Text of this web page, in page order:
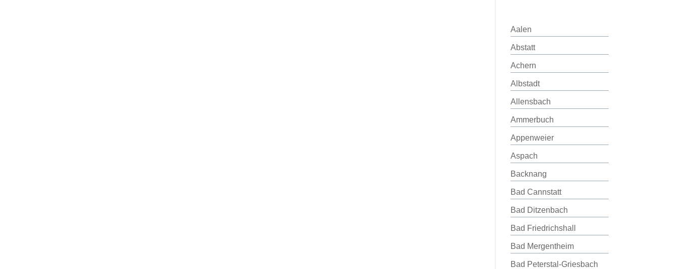
Aalen
Abstatt
Achern
Albstadt
Allensbach
Ammerbuch
Appenweier
Aspach
Backnang
Bad Cannstatt
Bad Ditzenbach
Bad Friedrichshall
Bad Mergentheim
Bad Peterstal-Griesbach